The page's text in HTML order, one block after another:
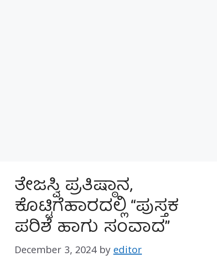
ತೇಜಸ್ವಿ ಪ್ರತಿಷ್ಠಾನ,
ಕೊಟ್ಟಿಗೆಹಾರದಲ್ಲಿ “ಪುಸ್ತಕ
ಪರಿಶೆ ಹಾಗು ಸಂವಾದ”
December 3, 2024 by editor